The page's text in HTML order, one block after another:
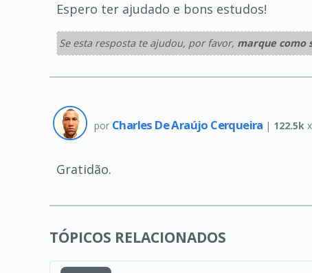
Espero ter ajudado e bons estudos!
Se esta resposta te ajudou, por favor, marque como
por Charles De Araújo Cerqueira | 122.5k
Gratidão.
TÓPICOS RELACIONADOS